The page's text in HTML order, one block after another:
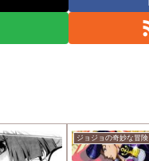
ジョジョの奇妙な冒険